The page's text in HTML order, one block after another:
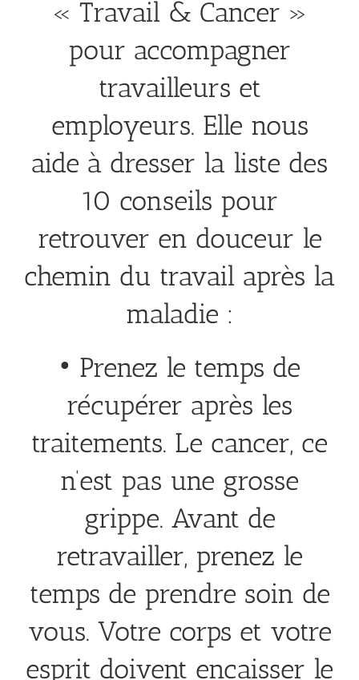
« Travail & Cancer »
pour accompagner
travailleurs et
employeurs. Elle nous
aide à dresser la liste des
10 conseils pour
retrouver en douceur le
chemin du travail après la
maladie :
• Prenez le temps de
récupérer après les
traitements. Le cancer, ce
n’est pas une grosse
grippe. Avant de
retravailler, prenez le
temps de prendre soin de
vous. Votre corps et votre
esprit doivent encaisser le